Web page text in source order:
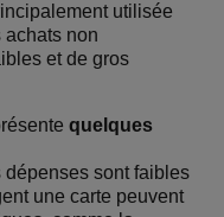
utilisée
achats non
et de gros
quelques
dépenses sont faibles
une carte peuvent